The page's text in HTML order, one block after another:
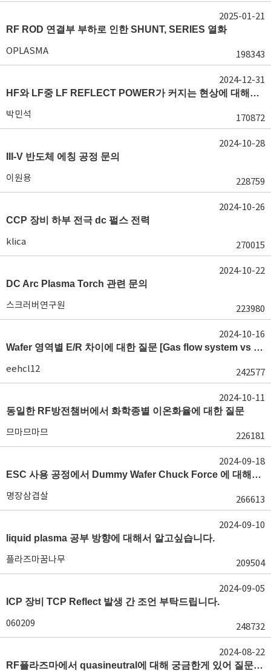
RF ROD 연결부 부하로 인한 SHUNT, SERIES 열화
OPLASMA 198343
2025-01-21
HF와 LF중 LF REFLECT POWER가 커지는 현상에 대해서 도움이 필요합니다.
박민석 170872
2024-12-31
III-V 반도체 에칭 공정 문의
이원용 228759
2024-10-28
CCP 장비 하부 전극 dc 펄스 전력
klica 270015
2024-10-26
DC Arc Plasma Torch 관련 문의
스크러버연구원 223980
2024-10-22
Wafer 영역별 E/R 차이에 대한 질문 [Gas flow system vs E/R]
eehcl12 242577
2024-10-16
동일한 RF방전챔버에서 화학종별 이온화율에 대한 질문
므마므마므 226181
2024-10-11
ESC 사용 공정에서 Dummy Wafer Chuck Force 에 대해서 궁급합니다
명장삼겹살 266613
2024-09-18
liquid plasma 공부 방향에 대해서 알고싶습니다.
플라즈마꿈나무 209504
2024-09-10
ICP 장비 TCP Reflect 발생 간 조언 부탁드립니다.
060209 248732
2024-09-05
RF플라즈마에서 quasineutral에 대해 궁금한게 있어 질문글 올립니다.[quasineutral]
2024-08-22